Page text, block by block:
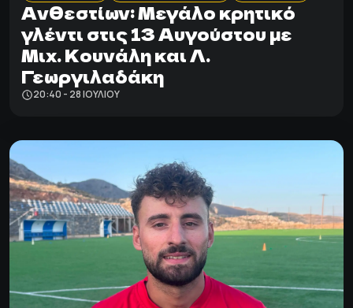
Ανθεστίων: Mεγάλο κρητικό
γλέντι στις 13 Αυγούστου με
Μιχ. Κουνάλη και Λ.
Γεωργιλαδάκη
20:40 - 28 ΙΟΥΛΊΟΥ